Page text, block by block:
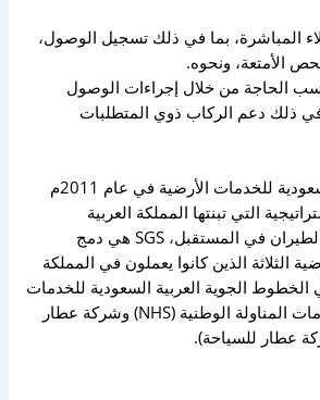
المباشرة، بما في ذلك تسجيل الوصول،
الأمتعة، ونحوه.
الحاجة من خلال إجراءات الوصول
ذلك دعم الركاب ذوي المتطلبات
– تأسست الشركة السعودية للخدمات الأرضية في عام 2011م
التي تبنتها المملكة العربية
السعودية لفتح قطاع الطيران في المستقبل، SGS هي دمج
الثلاثة الذين كانوا يعملون في المملكة
الخطوط الجوية العربية السعودية للخدمات
الأرضية (SAAGS)، خدمات المناولة الوطنية (NHS) وشركة عطار
عطار للسياحة).